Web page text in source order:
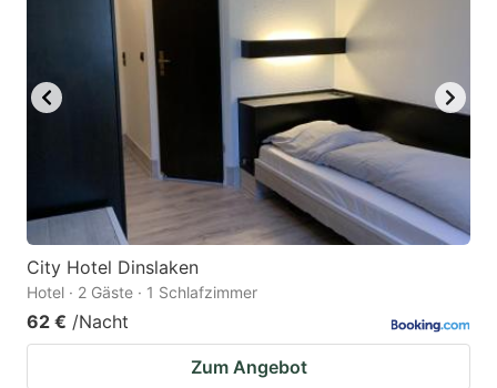
City Hotel Dinslaken
Hotel · 2 Gäste · 1 Schlafzimmer
62 € /Nacht
Zum Angebot